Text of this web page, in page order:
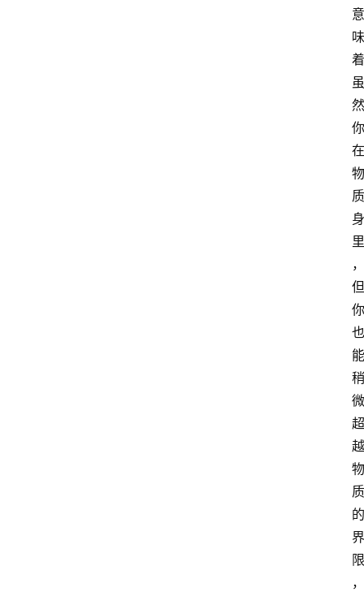
意
味
着
虽
然
你
在
物
质
身
里
，
但
你
也
能
稍
微
超
越
物
质
的
界
限
，